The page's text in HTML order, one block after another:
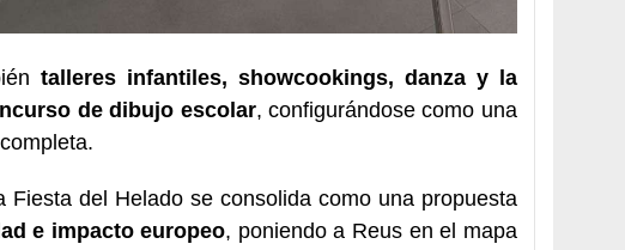
talleres infantiles, showcookings, danza y la
de dibujo escolar, configurándose como una
Fiesta del Helado se consolida como una propuesta
e impacto europeo, poniendo a Reus en el mapa